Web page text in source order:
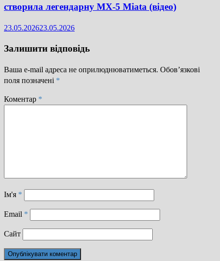
створила легендарну MX-5 Miata (відео)
23.05.202623.05.2026
Залишити відповідь
Ваша e-mail адреса не оприлюднюватиметься. Обов’язкові
поля позначені *
Коментар *
Ім'я *
Email *
Сайт